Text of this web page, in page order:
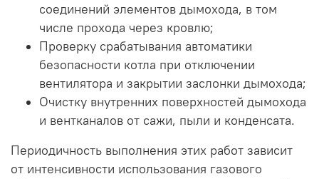
соединений элементов дымохода, в том
числе прохода через кровлю;
Проверку срабатывания автоматики
безопасности котла при отключении
вентилятора и закрытии заслонки дымохода;
Очистку внутренних поверхностей дымохода
и вентканалов от сажи, пыли и конденсата.
Периодичность выполнения этих работ зависит
от интенсивности использования газового